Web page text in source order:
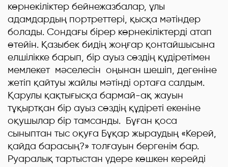
көрнекіліктер бейнежазбалар, ұлы
адамдардың портреттері, қысқа мәтіндер
болады. Сондағы бірер көрнекіліктерді атап
өтейін. Қазыбек бидің жоңғар қонтайшысына
елшілікке барып, бір ауыз сөздің құдіретімен
мемлекет мәселесін оңынан шешіп, дегеніне
жетіп қайтуы жайлы мәтінді ортаға салдым.
Қарулы қақтығысқа бармай-ақ жауын
тұқыртқан бір ауыз сөздің құдіреті екеніне
оқушылар бір тамсанды. Бұған қоса
сыныптан тыс оқуға Бұқар жыраудың «Керей,
қайда барасың?» толғауын бергенім бар.
Руаралық тартыстан үдере көшкен керейді